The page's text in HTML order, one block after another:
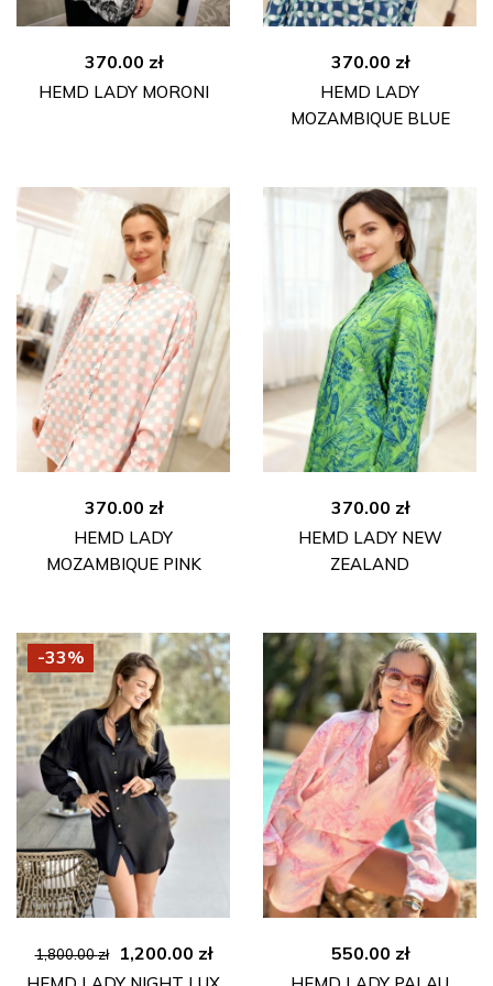
370.00 zł
HEMD LADY MORONI
370.00 zł
HEMD LADY
MOZAMBIQUE BLUE
370.00 zł
HEMD LADY
MOZAMBIQUE PINK
370.00 zł
HEMD LADY NEW
ZEALAND
-33%
1,800.00zł
Ursprünglicher
Preis
1,200.00 złAktueller
Preis
550.00 zł